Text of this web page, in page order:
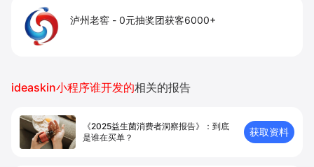
泸州老窖 - 0元抽奖团获客6000+
ideaskin小程序谁开发的相关的报告
《2025益生菌消费者洞察报告》：到底
是谁在买单？
获取资料